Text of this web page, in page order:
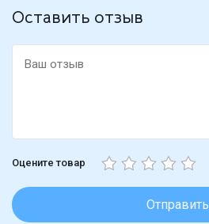
Оставить отзыв
Оцените товар
Отправить